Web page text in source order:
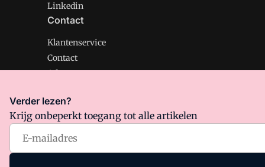
Linkedin
Contact
Klantenservice
Contact
Adverteren
Management Support is onderdeel van VMN media.
Algemene Voorwaarden
Verder lezen?
Krijg onbeperkt toegang tot alle artikelen